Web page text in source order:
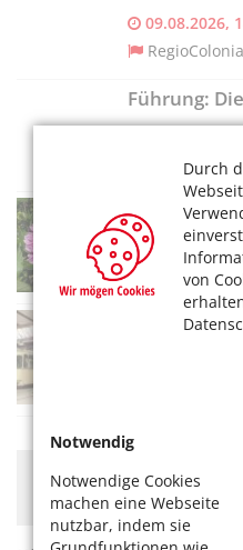
Durch
von
Notwendig
Notwendige Cookies
machen eine Webseite
nutzbar, indem sie
09.08.2026,
RegioColonia
Führung:
Flora Köln
Dahlien-
09.08.2026,
Flora Köln
Hier könnte Werbung
finanzieren. Bitte